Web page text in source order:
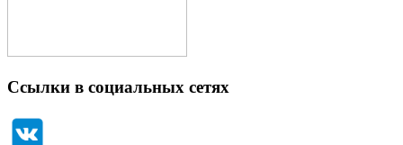
Ссылки в социальных сетях